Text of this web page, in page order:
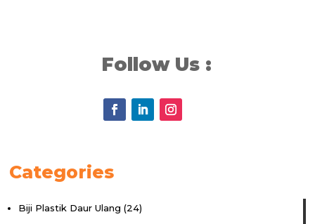
Follow Us :
Categories
Biji Plastik Daur Ulang (24)